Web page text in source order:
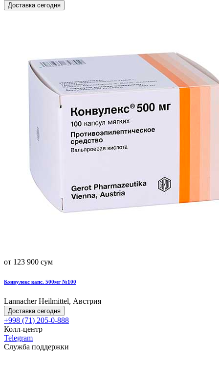
Доставка сегодня
от 123 900 сум
Конвулекс капс. 500мг №100
Lannacher Heilmittel, Австрия
Доставка сегодня
+998 (71) 205-0-888
Колл-центр
Telegram
Служба поддержки